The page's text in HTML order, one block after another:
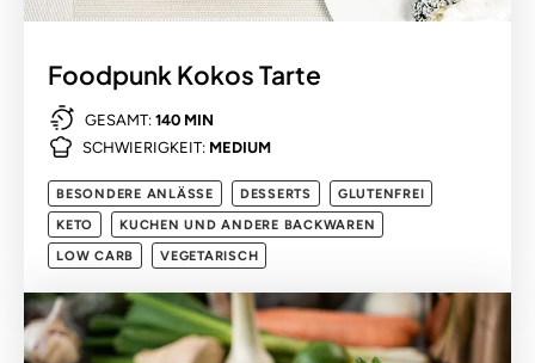
Foodpunk Kokos Tarte
GESAMT: 140 MIN
SCHWIERIGKEIT: MEDIUM
BESONDERE ANLÄSSE DESSERTS
GLUTENFREI
KETO
KUCHEN UND ANDERE BACKWAREN
LOW CARB
VEGETARISCH